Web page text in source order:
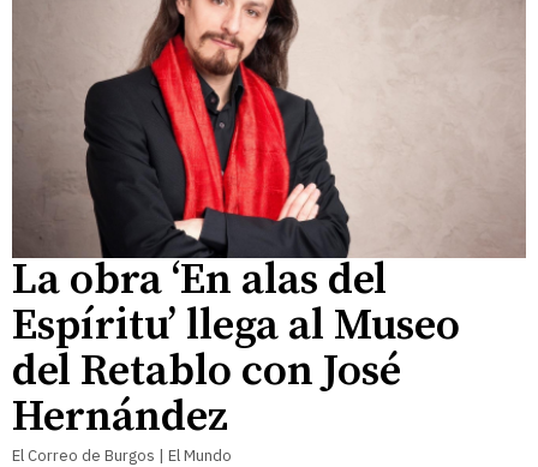
La obra ‘En alas del
Espíritu’ llega al Museo
del Retablo con José
Hernández
El Correo de Burgos | El Mundo